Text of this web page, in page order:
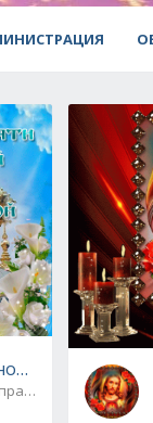
Матроны -
Церковные